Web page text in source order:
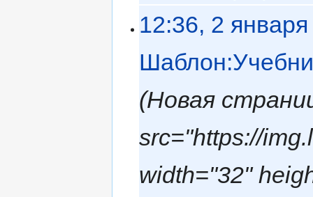
12:36, 2
Новая
src="https://
width="32"